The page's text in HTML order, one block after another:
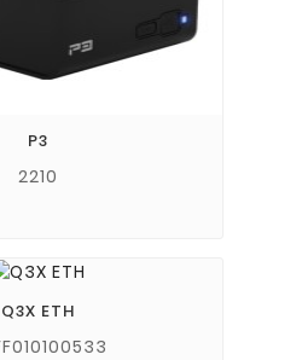
P3
2210
Q3X ETH